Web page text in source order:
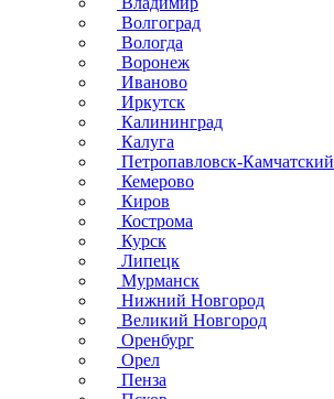
Волгоград
Вологда
Воронеж
Иваново
Иркутск
Калининград
Калуга
Петропавловск-Камчатский
Кемерово
Киров
Кострома
Курск
Липецк
Мурманск
Нижний Новгород
Великий Новгород
Оренбург
Орел
Пенза